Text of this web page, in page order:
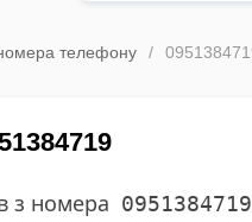
телефону
з номера 0951384719